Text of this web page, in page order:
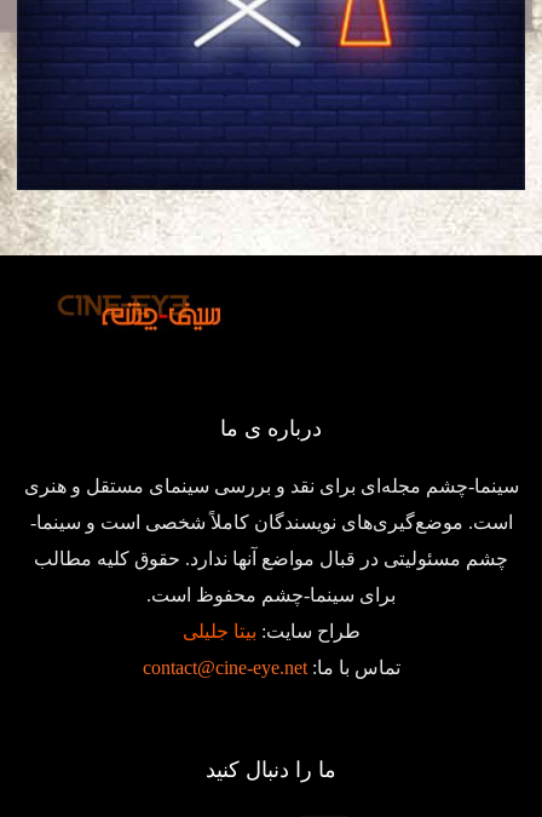
درباره ی ما
سینما-چشم مجله‌ای برای نقد و بررسی سینمای مستقل و هنری
است. موضع‌گیری‌های نویسندگان کاملاً شخصی است و سینما-
چشم مسئولیتی در قبال مواضع آنها ندارد. حقوق کلیه مطالب
برای سینما-چشم محفوظ است.
طراح سایت: بیتا جلیلی
تماس با ما:contact@cine-eye.net
ما را دنبال کنید